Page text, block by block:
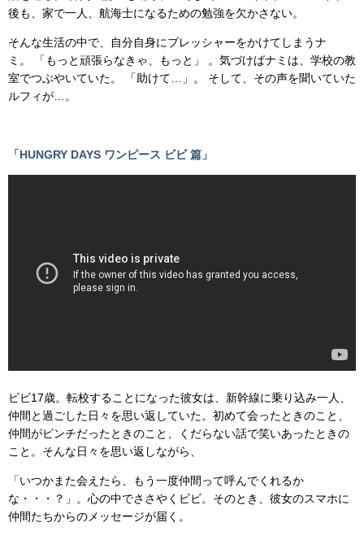
後も、家で一人、航海士になるための勉強を欠かさない。
そんな生活の中で、自分自身にプレッシャーをかけてしまうナ
ミ。 「もっと頑張らなきゃ、もっと」 。気づけばナミは、学校の教
室でつぶやいていた。 「助けて…」。 そして、その声を聞いていた
ルフィが…。
「HUNGRY DAYS ワンピース ビビ 篇」
ビビ17歳。転校することになった彼女は、新幹線に乗り込み一人、
仲間と過ごした日々を思い返していた。初めて会ったときのこと、
仲間がピンチだったときのこと、くだらない話で笑いあったときの
こと。そんな日々を思い返しながら、
「いつかまた会えたら、もう一度仲間って呼んでくれるか
な・・・？」。心の中でささやくビビ。そのとき、彼女のスマホに
仲間たちからのメッセージが届く。